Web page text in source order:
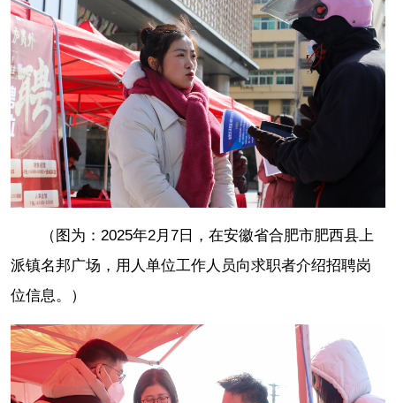
（图为：2025年2月7日，在安徽省合肥市肥西县上
派镇名邦广场，用人单位工作人员向求职者介绍招聘岗
位信息。）